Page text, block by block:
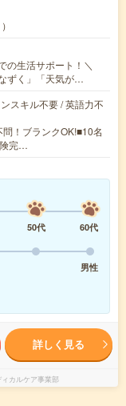
の生活サポート！＼
ずく」「天気が…
スキル不要 / 英語力不
！ブランクOK!■10名
完…
50代
60代
男性
詳しく見る
カルケア事業部